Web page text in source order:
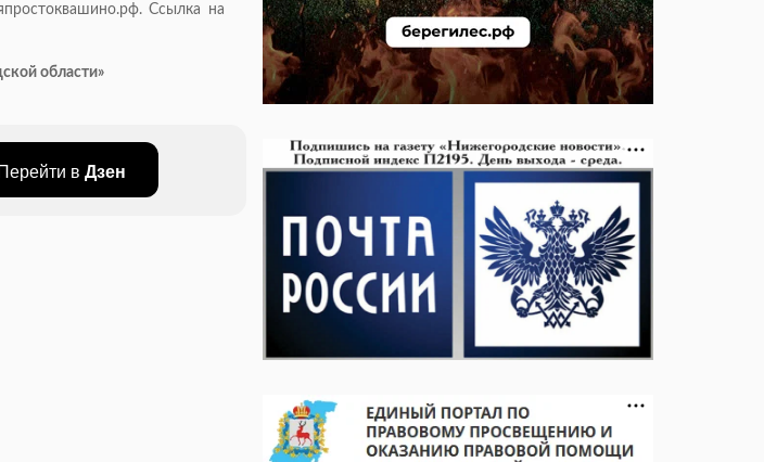
Ссылка на
области»
в Дзен